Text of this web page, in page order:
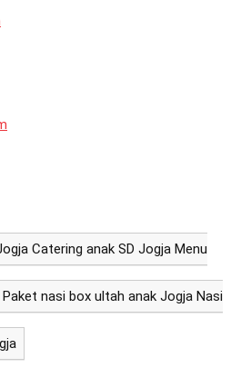
Catering anak SD Jogja Menu
nasi box ultah anak Jogja Nasi